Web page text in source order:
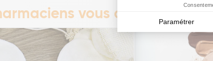
vous conseillent